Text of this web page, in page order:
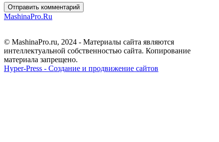
Отправить комментарий
MashinaPro.Ru
© MashinaPro.ru, 2024 - Материалы сайта являются
интеллектуальной собственностью сайта. Копирование
материала запрещено.
Hyper-Press - Создание и продвижение сайтов